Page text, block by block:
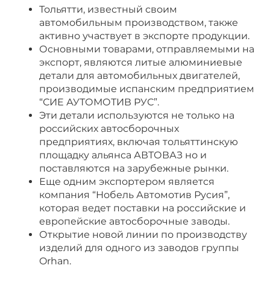
Тольятти, известный своим
автомобильным производством, также
активно участвует в экспорте продукции.
Основными товарами, отправляемыми на
экспорт, являются литые алюминиевые
детали для автомобильных двигателей,
производимые испанским предприятием
“СИЕ АУТОМОТИВ РУС”.
Эти детали используются не только на
российских автосборочных
предприятиях, включая тольяттинскую
площадку альянса АВТОВАЗ но и
поставляются на зарубежные рынки.
Еще одним экспортером является
компания “Нобель Автомотив Русия”,
которая ведет поставки на российские и
европейские автосборочные заводы.
Открытие новой линии по производству
изделий для одного из заводов группы
Orhan.